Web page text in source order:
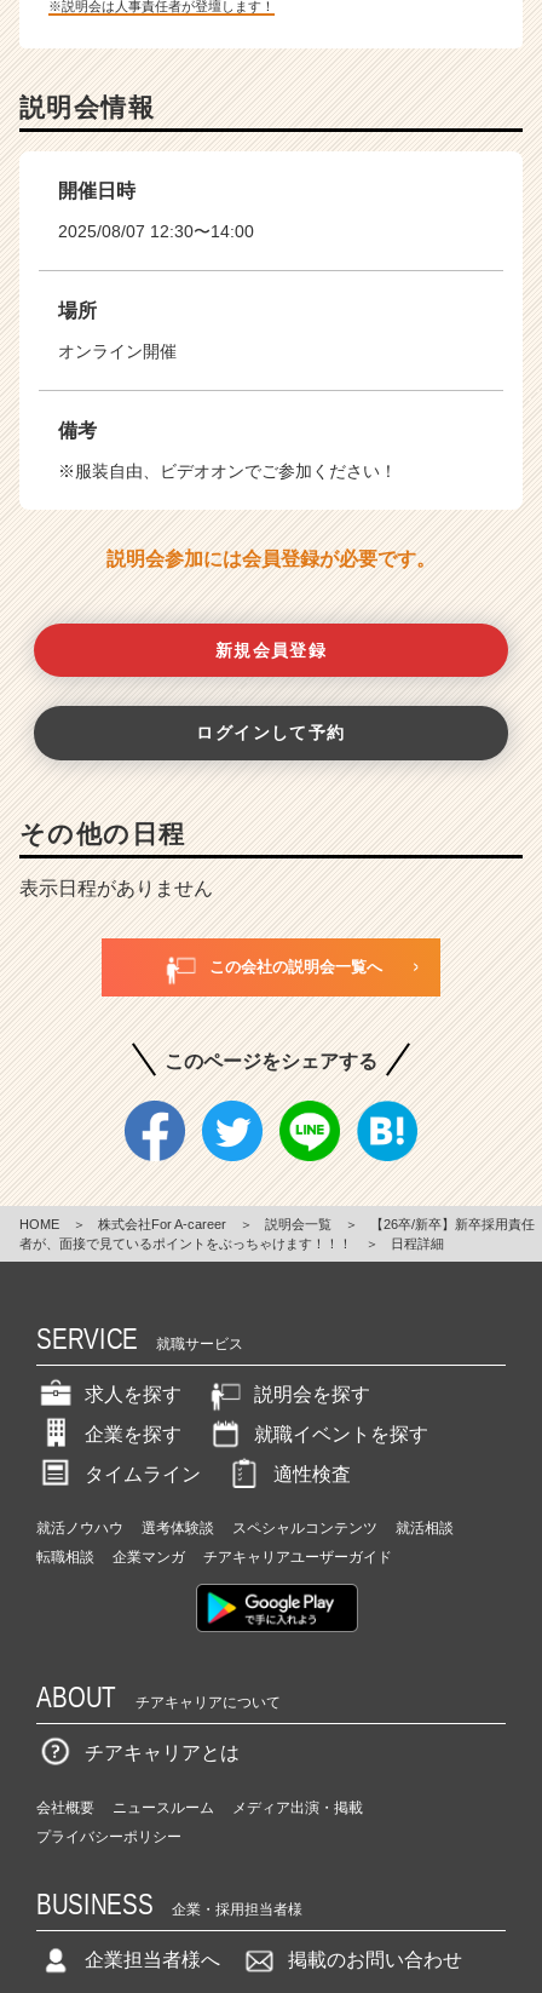
※説明会は人事責任者が登壇します！
説明会情報
開催日時
2025/08/07 12:30〜14:00
場所
オンライン開催
備考
※服装自由、ビデオオンでご参加ください！
説明会参加には会員登録が必要です。
新規会員登録
ログインして予約
その他の日程
表示日程がありません
この会社の説明会一覧へ
このページをシェアする
HOME ＞ 株式会社For A-career ＞ 説明会一覧 ＞
【26卒/新卒】新卒採用責任
者が、面接で見ているポイントをぶっちゃけます！！！
＞ 日程詳細
SERVICE 就職サービス
求人を探す
説明会を探す
企業を探す
就職イベントを探す
タイムライン
適性検査
就活ノウハウ 選考体験談 スペシャルコンテンツ
就活相談
転職相談
企業マンガ チアキャリアユーザーガイド
ABOUT チアキャリアについて
チアキャリアとは
会社概要 ニュースルーム
メディア出演・掲載
プライバシーポリシー
BUSINESS 企業・採用担当者様
企業担当者様へ 掲載のお問い合わせ